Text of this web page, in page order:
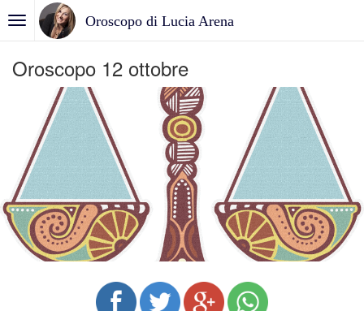
Oroscopo di Lucia Arena
Oroscopo 12 ottobre